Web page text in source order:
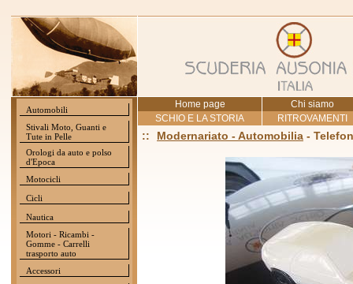
Automobili
Stivali Moto, Guanti e
Tute in Pelle
Orologi da auto e polso
d'Epoca
Motocicli
Cicli
Nautica
Motori - Ricambi -
Gomme - Carrelli
trasporto auto
Accessori
Home page
Chi siamo
SCHIO E LA STORIA
RITROVAMENTI
:: Modernariato - Automobilia -